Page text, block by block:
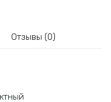
Отзывы (0)